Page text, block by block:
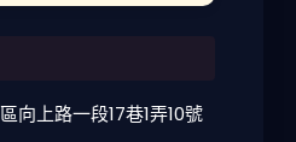
向上路一段17巷1弄10號